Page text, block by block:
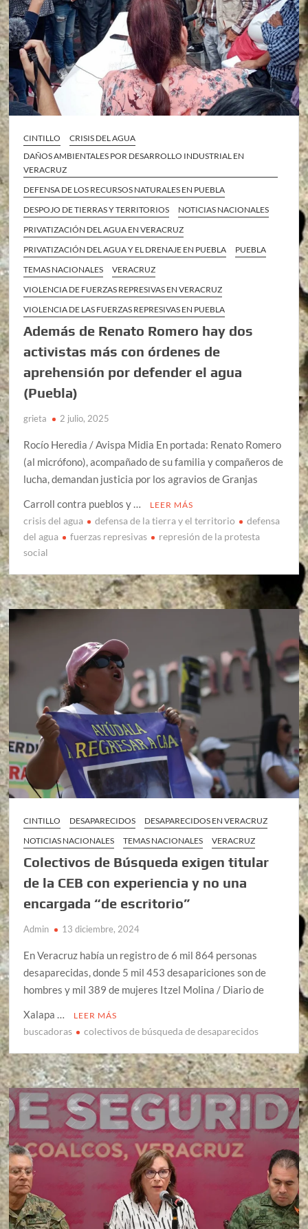
CINTILLO
CRISIS DEL AGUA
DAÑOS AMBIENTALES POR DESARROLLO INDUSTRIAL EN
VERACRUZ
DEFENSA DE LOS RECURSOS NATURALES EN PUEBLA
DESPOJO DE TIERRAS Y TERRITORIOS
NOTICIAS NACIONALES
PRIVATIZACIÓN DEL AGUA EN VERACRUZ
PRIVATIZACIÓN DEL AGUA Y EL DRENAJE EN PUEBLA
PUEBLA
TEMAS NACIONALES
VERACRUZ
VIOLENCIA DE FUERZAS REPRESIVAS EN VERACRUZ
VIOLENCIA DE LAS FUERZAS REPRESIVAS EN PUEBLA
Además de Renato Romero hay dos
activistas más con órdenes de
aprehensión por defender el agua
(Puebla)
grieta 2 julio, 2025
Rocío Heredia / Avispa Midia En portada: Renato Romero
(al micrófono), acompañado de su familia y compañeros de
lucha, demandan justicia por los agravios de Granjas
Carroll contra pueblos y …
LEER MÁS
crisis del agua defensa de la tierra y el territorio
defensa
del agua
fuerzas represivas
represión de la protesta
social
CINTILLO DESAPARECIDOS
DESAPARECIDOS EN VERACRUZ
NOTICIAS NACIONALES
TEMAS NACIONALES VERACRUZ
Colectivos de Búsqueda exigen titular
de la CEB con experiencia y no una
encargada “de escritorio”
Admin 13 diciembre, 2024
En Veracruz había un registro de 6 mil 864 personas
desaparecidas, donde 5 mil 453 desapariciones son de
hombres y mil 389 de mujeres Itzel Molina / Diario de
Xalapa …
LEER MÁS
buscadoras colectivos de búsqueda de desaparecidos